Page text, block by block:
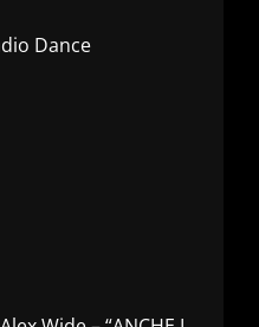
Dance